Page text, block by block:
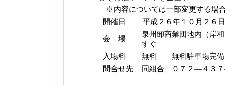
※内容については一部変更する場
開催日
平成２６年１０月２６
会 場
泉州卸商業団地内（岸
すぐ
入場料
無料 無料駐車場完備
問合せ先
同組合 ０７２―４３